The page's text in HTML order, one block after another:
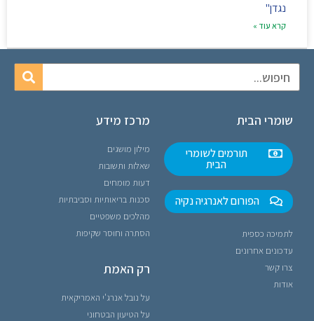
נגדן"
קרא עוד »
שומרי הבית
תורמים לשומרי
הבית
הפורום לאנרגיה נקיה
לתמיכה כספית
עדכונים אחרונים
צרו קשר
אודות
מרכז מידע
מילון מושגים
שאלות ותשובות
דעות מומחים
סכנות בריאותיות וסביבתיות
מהלכים משפטיים
הסתרה וחוסר שקיפות
רק האמת
על נובל אנרג'י האמריקאית
על הטיעון הבטחוני